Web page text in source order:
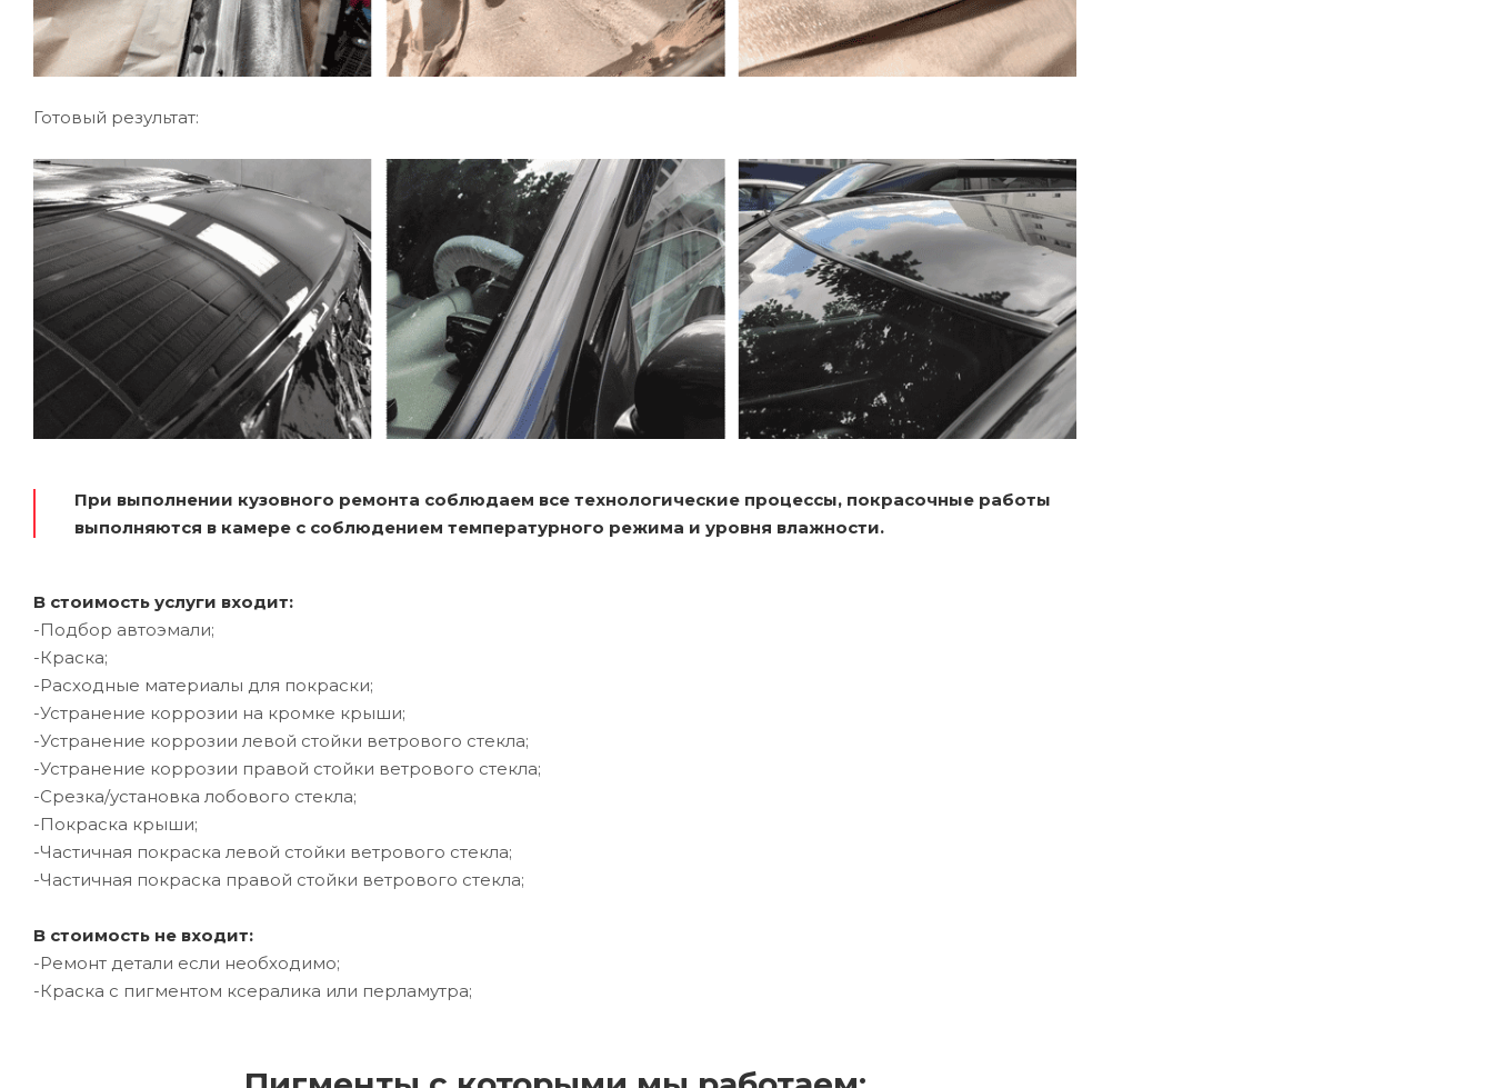
Готовый результат:
При выполнении кузовного ремонта соблюдаем все технологические процессы, покрасочные работы
выполняются в камере с соблюдением температурного режима и уровня влажности.
В стоимость услуги входит:
-Подбор автоэмали;
-Краска;
-Расходные материалы для покраски;
-Устранение коррозии на кромке крыши;
-Устранение коррозии левой стойки ветрового стекла;
-Устранение коррозии правой стойки ветрового стекла;
-Срезка/установка лобового стекла;
-Покраска крыши;
-Частичная покраска левой стойки ветрового стекла;
-Частичная покраска правой стойки ветрового стекла;
В стоимость не входит:
-Ремонт детали если необходимо;
-Краска с пигментом ксералика или перламутра;